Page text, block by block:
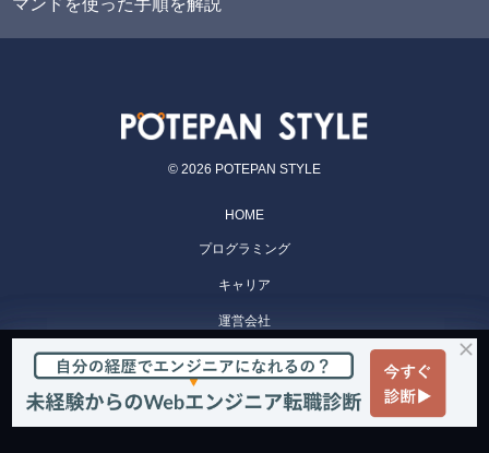
マンドを使った手順を解説
© 2026 POTEPAN STYLE
HOME
プログラミング
キャリア
運営会社
POTEPAN CAMP